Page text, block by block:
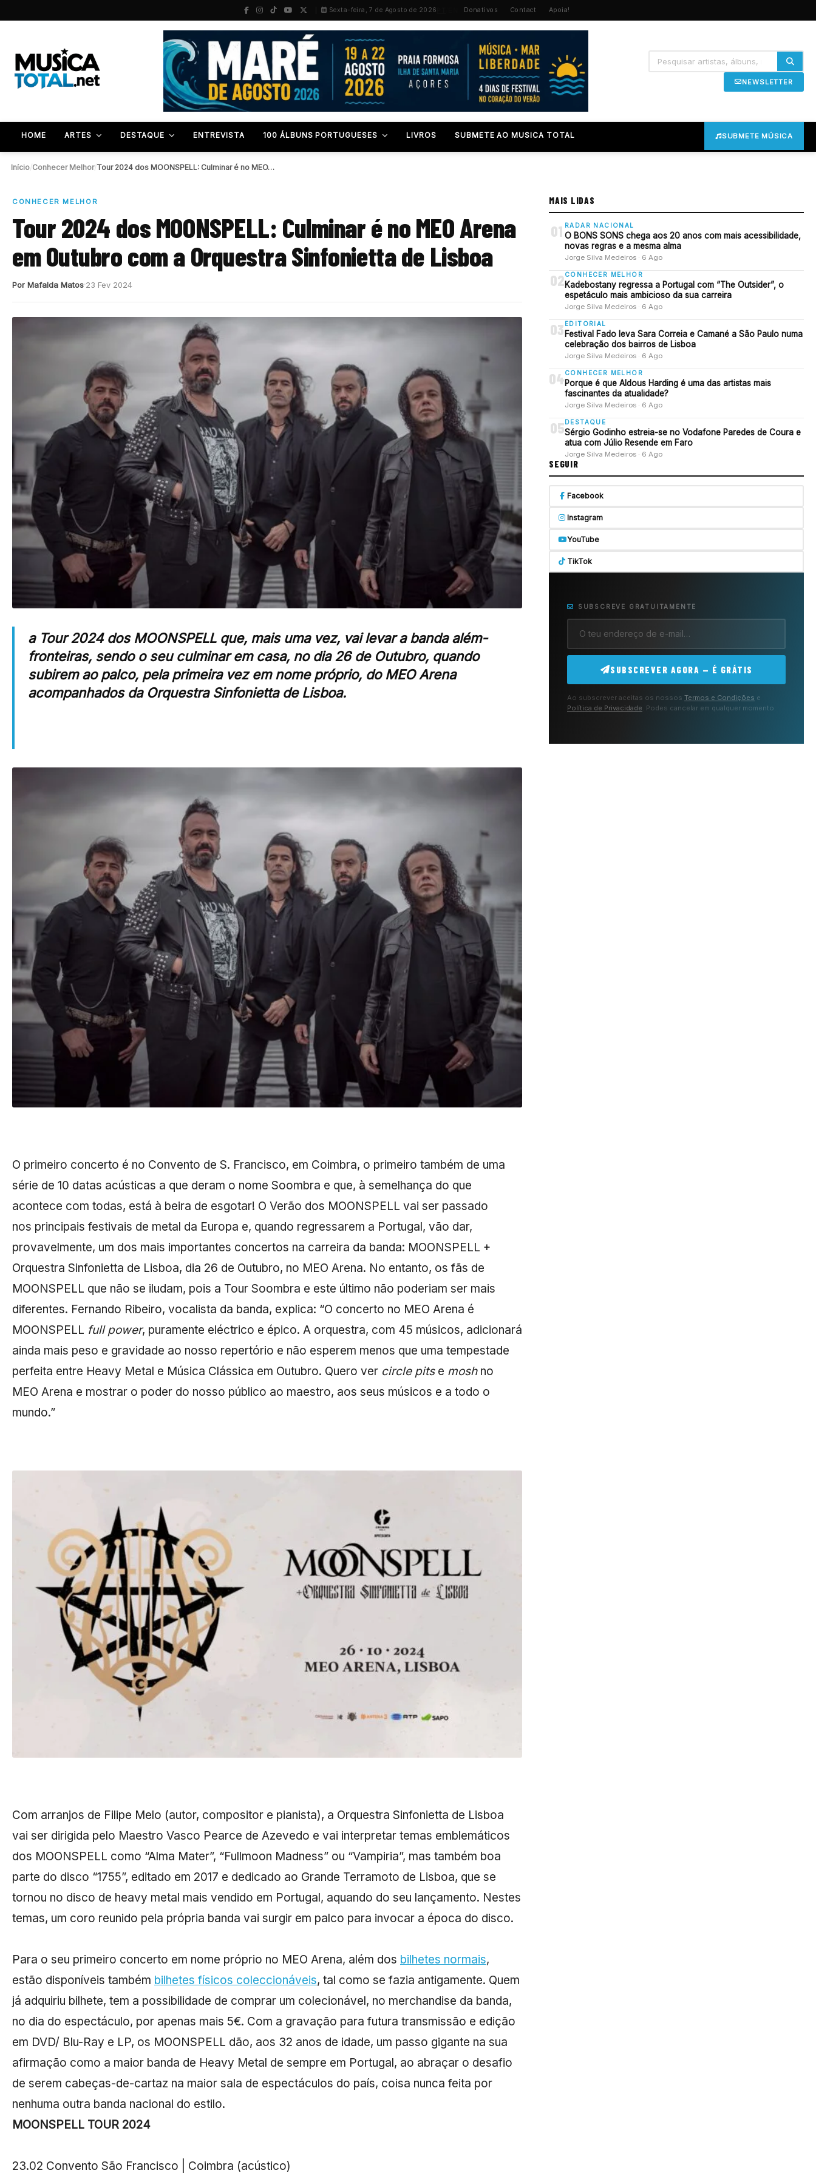
Sexta-feira, 7 de Agosto de 2026 Donativos Contact Apoia!
NEWSLETTER
HOME ARTES DESTAQUE ENTREVISTA 100 ÁLBUNS PORTUGUESES LIVROS SUBMETE AO MUSICA TOTAL SUBMETE MÚSICA
Início Conhecer Melhor/ Tour 2024 dos MOONSPELL: Culminar é no MEO…
CONHECER MELHOR
Tour 2024 dos MOONSPELL: Culminar é no MEO Arena
em Outubro com a Orquestra Sinfonietta de Lisboa
Por Mafalda Matos 23 Fev 2024
a Tour 2024 dos MOONSPELL que, mais uma vez, vai levar a banda além-
fronteiras, sendo o seu culminar em casa, no dia 26 de Outubro, quando
subirem ao palco, pela primeira vez em nome próprio, do MEO Arena
acompanhados da Orquestra Sinfonietta de Lisboa.
O primeiro concerto é no Convento de S. Francisco, em Coimbra, o primeiro também de uma
série de 10 datas acústicas a que deram o nome Soombra e que, à semelhança do que
acontece com todas, está à beira de esgotar! O Verão dos MOONSPELL vai ser passado
nos principais festivais de metal da Europa e, quando regressarem a Portugal, vão dar,
provavelmente, um dos mais importantes concertos na carreira da banda: MOONSPELL +
Orquestra Sinfonietta de Lisboa, dia 26 de Outubro, no MEO Arena. No entanto, os fãs de
MOONSPELL que não se iludam, pois a Tour Soombra e este último não poderiam ser mais
diferentes. Fernando Ribeiro, vocalista da banda, explica: “O concerto no MEO Arena é
MOONSPELL full power, puramente eléctrico e épico. A orquestra, com 45 músicos, adicionará
ainda mais peso e gravidade ao nosso repertório e não esperem menos que uma tempestade
perfeita entre Heavy Metal e Música Clássica em Outubro. Quero ver circle pitse mosh no
MEO Arena e mostrar o poder do nosso público ao maestro, aos seus músicos e a todo o
mundo.”
Com arranjos de Filipe Melo (autor, compositor e pianista), a Orquestra Sinfonietta de Lisboa
vai ser dirigida pelo Maestro Vasco Pearce de Azevedo e vai interpretar temas emblemáticos
dos MOONSPELL como “Alma Mater”, “Fullmoon Madness” ou “Vampiria”, mas também boa
parte do disco “1755”, editado em 2017 e dedicado ao Grande Terramoto de Lisboa, que se
tornou no disco de heavy metal mais vendido em Portugal, aquando do seu lançamento. Nestes
temas, um coro reunido pela própria banda vai surgir em palco para invocar a época do disco.
Para o seu primeiro concerto em nome próprio no MEO Arena, além dos bilhetes normais,
estão disponíveis também bilhetes físicos coleccionáveis, tal como se fazia antigamente. Quem
já adquiriu bilhete, tem a possibilidade de comprar um colecionável, no merchandise da banda,
no dia do espectáculo, por apenas mais 5€. Com a gravação para futura transmissão e edição
em DVD/ Blu-Ray e LP, os MOONSPELL dão, aos 32 anos de idade, um passo gigante na sua
afirmação como a maior banda de Heavy Metal de sempre em Portugal, ao abraçar o desafio
de serem cabeças-de-cartaz na maior sala de espectáculos do país, coisa nunca feita por
nenhuma outra banda nacional do estilo.
MOONSPELL TOUR 2024
23.02 Convento São Francisco | Coimbra (acústico)
MAIS LIDAS
01 RADAR NACIONAL
O BONS SONS chega aos 20 anos com mais acessibilidade,
novas regras e a mesma alma
Jorge Silva Medeiros · 6 Ago
02 CONHECER MELHOR
Kadebostany regressa a Portugal com “The Outsider”, o
espetáculo mais ambicioso da sua carreira
Jorge Silva Medeiros · 6 Ago
03 EDITORIAL
Festival Fado leva Sara Correia e Camané a São Paulo numa
celebração dos bairros de Lisboa
Jorge Silva Medeiros · 6 Ago
04CONHECER MELHOR
Porque é que Aldous Harding é uma das artistas mais
fascinantes da atualidade?
Jorge Silva Medeiros · 6 Ago
05 DESTAQUE
Sérgio Godinho estreia-se no Vodafone Paredes de Coura e
atua com Júlio Resende em Faro
Jorge Silva Medeiros · 6 Ago
SEGUIR
Facebook
Instagram
YouTube
TikTok
SUBSCREVE GRATUITAMENTE
SUBSCREVER AGORA — É GRÁTIS
Ao subscrever aceitas os nossos Termos e Condições e
Política de Privacidade . Podes cancelar em qualquer momento.